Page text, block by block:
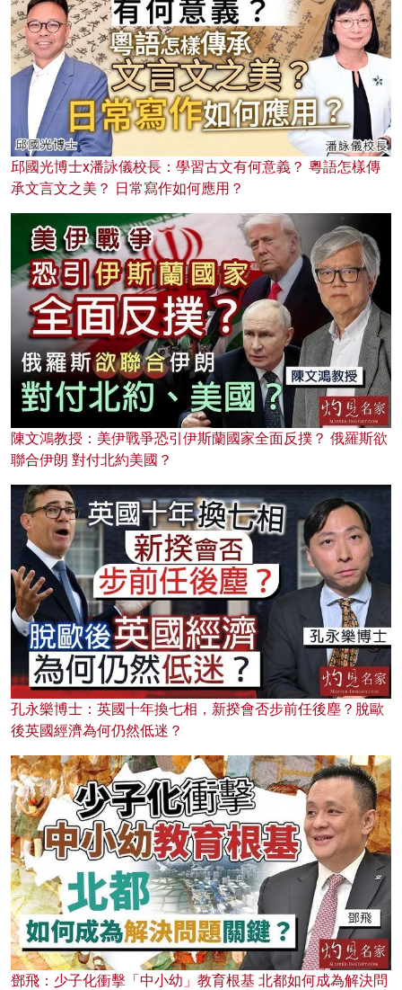
邱國光博士x潘詠儀校長：學習古文有何意義？ 粵語怎樣傳
承文言文之美？ 日常寫作如何應用？
陳文鴻教授：美伊戰爭恐引伊斯蘭國家全面反撲？ 俄羅斯欲
聯合伊朗 對付北約美國？
孔永樂博士：英國十年換七相，新揆會否步前任後塵？脫歐
後英國經濟為何仍然低迷？
鄧飛：少子化衝擊「中小幼」教育根基 北都如何成為解決問